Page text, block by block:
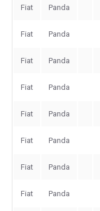
Fiat Panda
Fiat Panda
Fiat Panda
Fiat Panda
Fiat Panda
Fiat Panda
Fiat Panda
Fiat Panda